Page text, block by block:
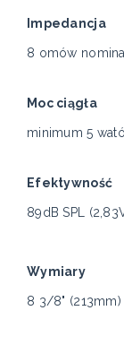
Impedancja
8 omów
Moc ciągła
minimum 5
Efektywność
89dB SPL
Wymiary
8 3/8" (213mm)